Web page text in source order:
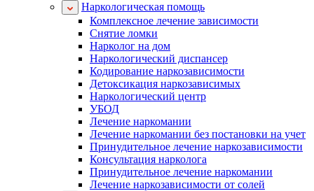
Наркологическая помощь
Комплексное лечение зависимости
Снятие ломки
Нарколог на дом
Наркологический диспансер
Кодирование наркозависимости
Детоксикация наркозависимых
Наркологический центр
УБОД
Лечение наркомании
Лечение наркомании без постановки на учет
Принудительное лечение наркозависимости
Консультация нарколога
Принудительное лечение наркомании
Лечение наркозависимости от солей